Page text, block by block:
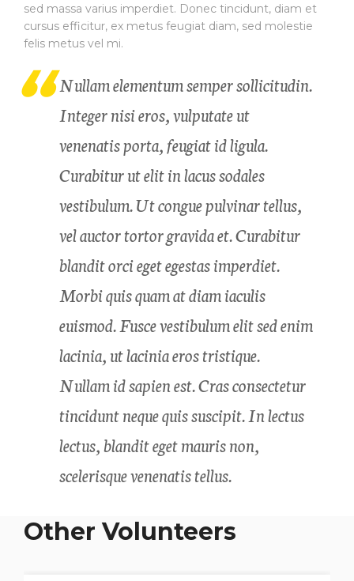
sed massa varius imperdiet. Donec tincidunt, diam et
cursus efficitur, ex metus feugiat diam, sed molestie
felis metus vel mi.
Nullam elementum semper sollicitudin.
Integer nisi eros, vulputate ut
venenatis porta, feugiat id ligula.
Curabitur ut elit in lacus sodales
vestibulum. Ut congue pulvinar tellus,
vel auctor tortor gravida et. Curabitur
blandit orci eget egestas imperdiet.
Morbi quis quam at diam iaculis
euismod. Fusce vestibulum elit sed enim
lacinia, ut lacinia eros tristique.
Nullam id sapien est. Cras consectetur
tincidunt neque quis suscipit. In lectus
lectus, blandit eget mauris non,
scelerisque venenatis tellus.
Other Volunteers